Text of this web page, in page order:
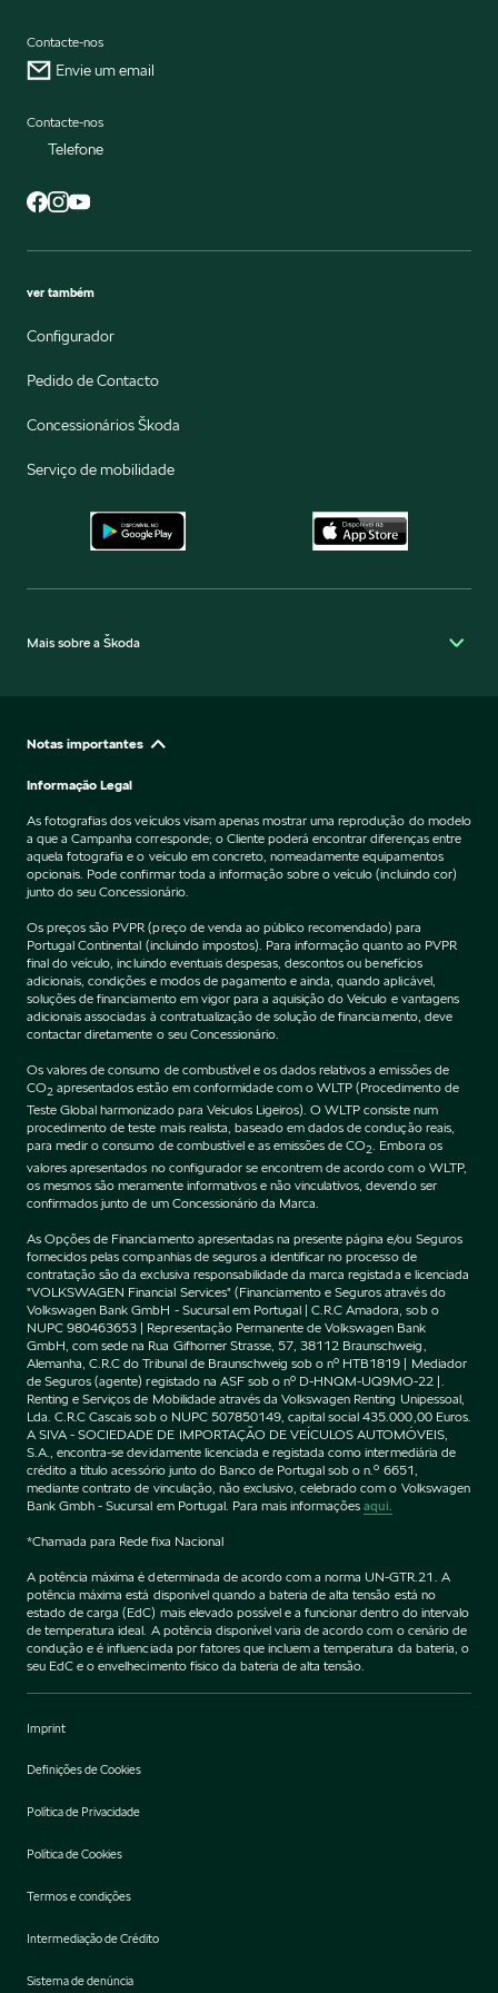
Contacte-nos
Envie um email
Contacte-nos
Telefone
ver também
Configurador
Pedido de Contacto
Concessionários Škoda
Serviço de mobilidade
Mais sobre a Škoda
Notas importantes
Informação Legal
As fotografias dos veículos visam apenas mostrar uma reprodução do modelo
a que a Campanha corresponde; o Cliente poderá encontrar diferenças entre
aquela fotografia e o veículo em concreto, nomeadamente equipamentos
opcionais. Pode confirmar toda a informação sobre o veículo (incluindo cor)
junto do seu Concessionário.
Os preços são PVPR (preço de venda ao público recomendado) para
Portugal Continental (incluindo impostos). Para informação quanto ao PVPR
final do veículo, incluindo eventuais despesas, descontos ou benefícios
adicionais, condições e modos de pagamento e ainda, quando aplicável,
soluções de financiamento em vigor para a aquisição do Veículo e vantagens
adicionais associadas à contratualização de solução de financiamento, deve
contactar diretamente o seu Concessionário.
Os valores de consumo de combustível e os dados relativos a emissões de
CO2 apresentados estão em conformidade com o WLTP (Procedimento de
Teste Global harmonizado para Veículos Ligeiros). O WLTP consiste num
procedimento de teste mais realista, baseado em dados de condução reais,
para medir o consumo de combustível e as emissões de CO2 . Embora os
valores apresentados no configurador se encontrem de acordo com o WLTP,
os mesmos são meramente informativos e não vinculativos, devendo ser
confirmados junto de um Concessionário da Marca.
As Opções de Financiamento apresentadas na presente página e/ou Seguros
fornecidos pelas companhias de seguros a identificar no processo de
contratação são da exclusiva responsabilidade da marca registada e licenciada
"VOLKSWAGEN Financial Services" (Financiamento e Seguros através do
Volkswagen Bank GmbH - Sucursal em Portugal | C.R.C Amadora, sob o
NUPC 980463653 | Representação Permanente de Volkswagen Bank
GmbH, com sede na Rua Gifhorner Strasse, 57, 38112 Braunschweig,
Alemanha, C.R.C do Tribunal de Braunschweig sob o nº HTB1819 | Mediador
de Seguros (agente) registado na ASF sob o nº D-HNQM-UQ9MO-22 |.
Renting e Serviços de Mobilidade através da Volkswagen Renting Unipessoal,
Lda. C.R.C Cascais sob o NUPC 507850149, capital social 435.000,00 Euros.
A SIVA - SOCIEDADE DE IMPORTAÇÃO DE VEÍCULOS AUTOMÓVEIS,
S.A., encontra-se devidamente licenciada e registada como intermediária de
crédito a título acessório junto do Banco de Portugal sob o n.º 6651,
mediante contrato de vinculação, não exclusivo, celebrado com o Volkswagen
Bank Gmbh - Sucursal em Portugal. Para mais informaçõesaqui.
*Chamada para Rede fixa Nacional
A potência máxima é determinada de acordo com a norma UN-GTR.21. A
potência máxima está disponível quando a bateria de alta tensão está no
estado de carga (EdC) mais elevado possível e a funcionar dentro do intervalo
de temperatura ideal. A potência disponível varia de acordo com o cenário de
condução e é influenciada por fatores que incluem a temperatura da bateria, o
seu EdC e o envelhecimento físico da bateria de alta tensão.
Imprint
Definições de Cookies
Política de Privacidade
Política de Cookies
Termos e condições
Intermediação de Crédito
Sistema de denúncia